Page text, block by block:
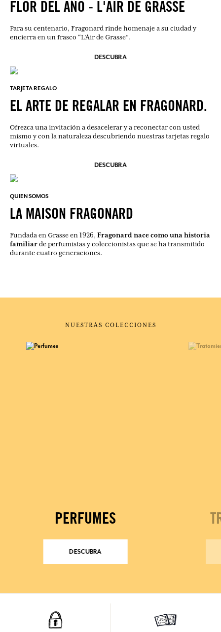
FLOR DEL AÑO - L'AIR DE GRASSE
Para su centenario, Fragonard rinde homenaje a su ciudad y
encierra en un frasco “L’Air de Grasse”.
DESCUBRA
TARJETA REGALO
EL ARTE DE REGALAR EN FRAGONARD.
Ofrezca una invitación a desacelerar y a reconectar con usted
mismo y con la naturaleza descubriendo nuestras tarjetas regalo
virtuales.
DESCUBRA
QUIEN SOMOS
LA MAISON FRAGONARD
Fundada en Grasse en 1926, Fragonard nace como una historia
familiarde perfumistas y coleccionistas que se ha transmitido
durante cuatro generaciones.
NUESTRAS COLECCIONES
PERFUMES
DESCUBRA